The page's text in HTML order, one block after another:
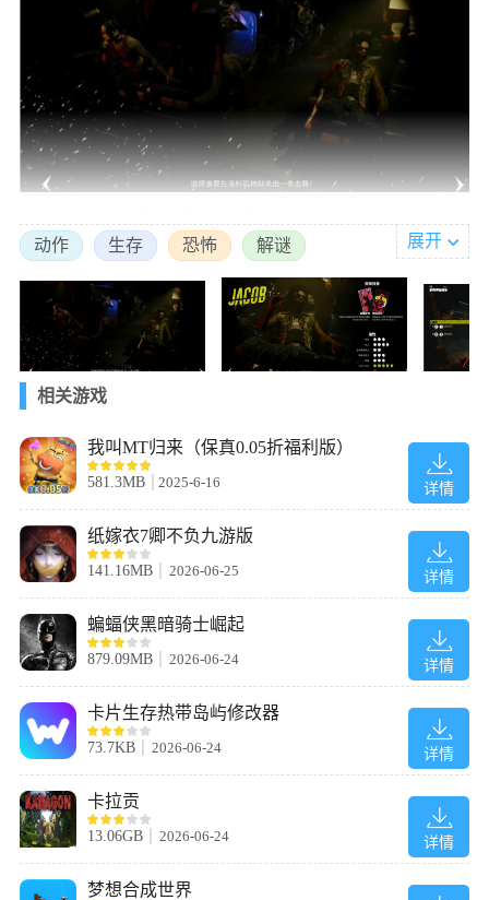
玩法但不会影响剧情，因此根据自身喜好选择即可。
4、在前方墙壁上可以找到一个急救包来治疗伤势。
展开
动作 生存 恐怖 解谜
相关游戏
详情
我叫MT归来（保真0.05折福利版）
581.3MB 2025-6-16
详情
纸嫁衣7卿不负九游版
141.16MB 2026-06-25
详情
蝙蝠侠黑暗骑士崛起
879.09MB 2026-06-24
详情
卡片生存热带岛屿修改器
73.7KB 2026-06-24
详情
卡拉贡
13.06GB 2026-06-24
梦想合成世界